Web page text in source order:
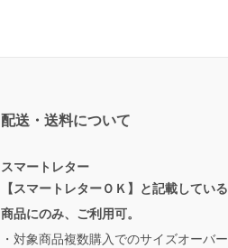
配送・送料について
スマートレター
【スマートレターＯＫ】と記載している
商品にのみ、ご利用可。
・対象商品複数購入でのサイズオーバー